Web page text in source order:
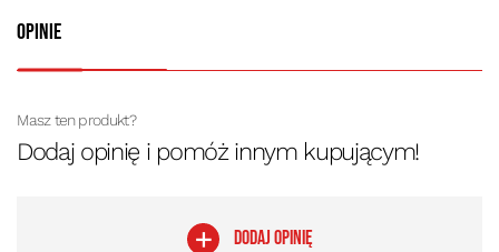
Opinie
Masz ten produkt?
Dodaj opinię i pomóż innym kupującym!
DODAJ OPINIĘ